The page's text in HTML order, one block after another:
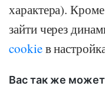
характера).
зайти через
cookieв
Вас так же может